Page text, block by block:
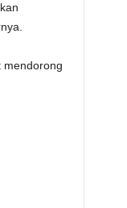
mendorong